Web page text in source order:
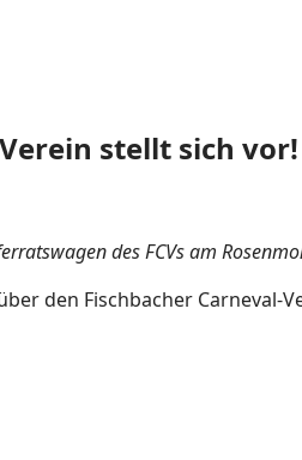
stellt sich vor!
des FCVs am
den Fischbacher Carneval-